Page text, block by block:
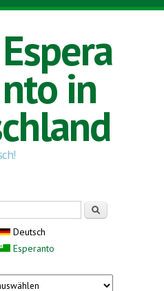
Espera
nto in
Deutsch
Esperanto